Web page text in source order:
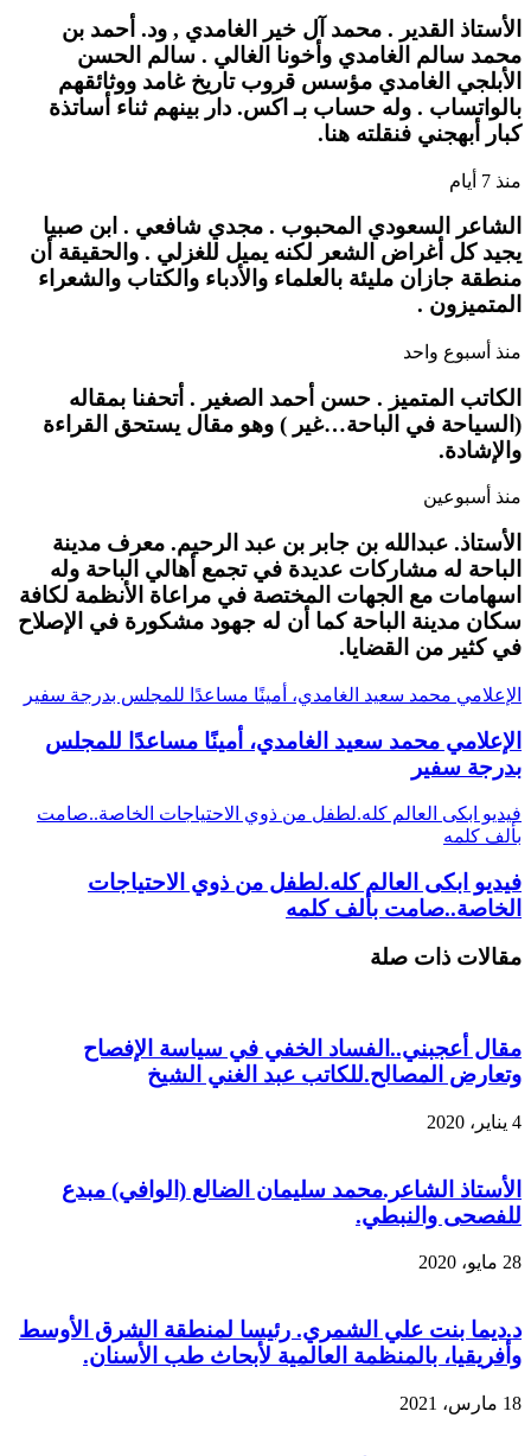
الأستاذ القدير . محمد آل خير الغامدي , ود. أحمد بن
محمد سالم الغامدي وأخونا الغالي . سالم الحسن
الأبلجي الغامدي مؤسس قروب تاريخ غامد ووثائقهم
بالواتساب . وله حساب بـ اكس. دار بينهم ثناء أساتذة
كبار أبهجني فنقلته هنا.
منذ 7 أيام
الشاعر السعودي المحبوب . مجدي شافعي . ابن صبيا
يجيد كل أغراض الشعر لكنه يميل للغزلي . والحقيقة أن
منطقة جازان مليئة بالعلماء والأدباء والكتاب والشعراء
المتميزون .
منذ أسبوع واحد
الكاتب المتميز . حسن أحمد الصغير . أتحفنا بمقاله
(السياحة في الباحة…غير ) وهو مقال يستحق القراءة
والإشادة.
منذ أسبوعين
الأستاذ. عبدالله بن جابر بن عبد الرحيم. معرف مدينة
الباحة له مشاركات عديدة في تجمع أهالي الباحة وله
اسهامات مع الجهات المختصة في مراعاة الأنظمة لكافة
سكان مدينة الباحة كما أن له جهود مشكورة في الإصلاح
في كثير من القضايا.
الإعلامي محمد سعيد الغامدي، أمينًا مساعدًا للمجلس بدرجة سفير
الإعلامي محمد سعيد الغامدي، أمينًا مساعدًا للمجلس
بدرجة سفير
فيديو ابكى العالم كله.لطفل من ذوي الاحتياجات الخاصة..صامت
بألف كلمه
فيديو ابكى العالم كله.لطفل من ذوي الاحتياجات
الخاصة..صامت بألف كلمه
مقالات ذات صلة
مقال أعجبني..الفساد الخفي في سياسة الإفصاح
وتعارض المصالح.للكاتب عبد الغني الشيخ
4 يناير، 2020
الأستاذ الشاعر.محمد سليمان الضالع (الوافي) مبدع
للفصحى والنبطي.
28 مايو، 2020
د.ديما بنت علي الشمري. رئيسا لمنطقة الشرق الأوسط
وأفريقيا، بالمنظمة العالمية لأبحاث طب الأسنان.
18 مارس، 2021